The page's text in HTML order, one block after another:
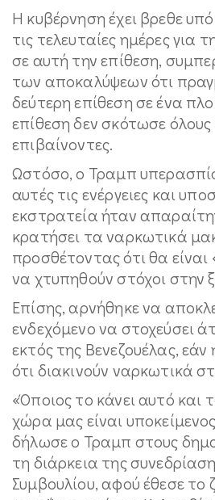
Η κυβέρνηση έχει βρεθε
τις τελευταίες ημέρες για
σε αυτή την επίθεση,
των αποκαλύψεων ότι
δεύτερη επίθεση σε ένα
επίθεση δεν σκότωσε όλους
επιβαίνοντες.
Ωστόσο, ο Τραμπ
αυτές τις ενέργειες και
εκστρατεία ήταν
κρατήσει τα ναρκωτικά
προσθέτοντας ότι θα είναι
να χτυπηθούν στόχοι στην
Επίσης, αρνήθηκε να
ενδεχόμενο να στοχεύσει
εκτός της Βενεζουέλας, εάν
ότι διακινούν ναρκωτικά
«Όποιος το κάνει αυτό και
χώρα μας είναι
δήλωσε ο Τραμπ στους
τη διάρκεια της
Συμβουλίου, αφού έθεσε το